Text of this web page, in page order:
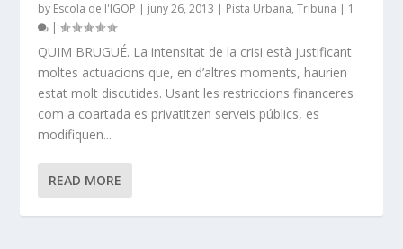
by Escola de l'IGOP | juny 26, 2013 | Pista Urbana,Tribuna | 1
|
QUIM BRUGUÉ. La intensitat de la crisi està justificant
moltes actuacions que, en d’altres moments, haurien
estat molt discutides. Usant les restriccions financeres
com a coartada es privatitzen serveis públics, es
modifiquen...
READ MORE